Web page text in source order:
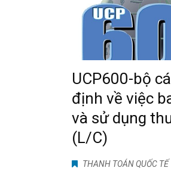
UCP600-bộ
định về việc
và sử dụng
(L/C)
THANH TOÁN QUỐC TẾ